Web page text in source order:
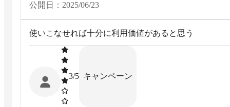
なる改修依頼や問合せに関しても迅速かつ丁寧に対応
公開日： 2025/06/23
使いこなせれば十分に利用価値があると思う
3/5 キャンペーン